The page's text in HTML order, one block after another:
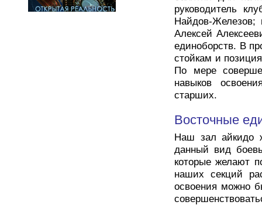
руководитель
Найдов-Железов;
Алексей
единоборств. В
стойкам и
По мере
навыков
старших.
Восточные
Наш зал айкидо
данный вид
которые желают
наших секций
освоения можно